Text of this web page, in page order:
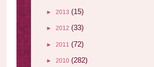
► 2013 (15)
► 2012 (33)
► 2011 (72)
► 2010 (282)